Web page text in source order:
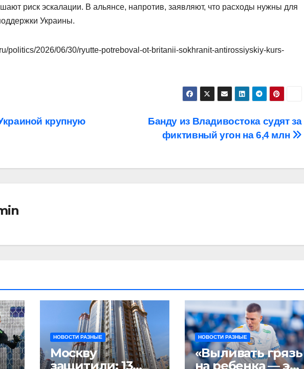
риск эскалации. В альянсе, напротив, заявляют, что расходы нужны для
Украины.
politics/2026/06/30/ryutte-potreboval-ot-britanii-sokhranit-antirossiyskiy-kurs-
Банду из Владивостока судят за
фиктивный угон на 6,4 млн
крупную
НОВОСТИ РАЗНЫЕ
Москву
защитили: 13
НОВОСТИ РАЗНЫЕ
«Выливать грязь
на ребенка — это